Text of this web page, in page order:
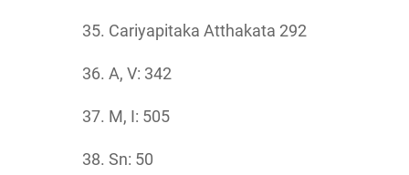
Cariyapitaka Atthakata 292
A, V: 342
M, I: 505
Sn: 50